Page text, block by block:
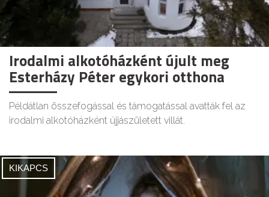
Irodalmi alkotóházként újult meg
Esterházy Péter egykori otthona
Példátlan összefogással és támogatással avatták fel az
irodalmi alkotóházként újjászületett villát.
KIKAPCS